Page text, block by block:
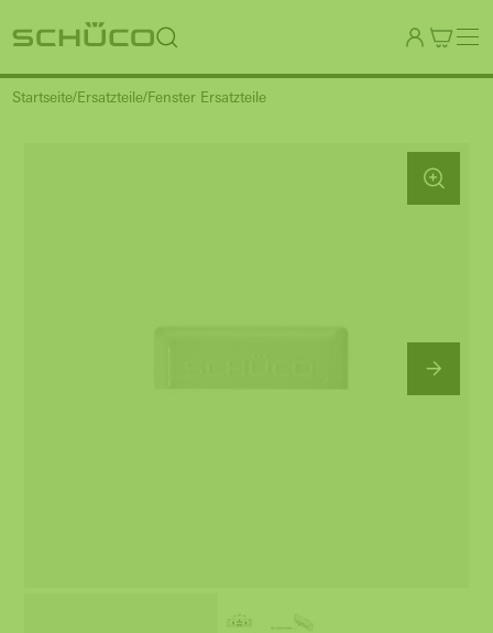
Startseite Ersatzteile Fenster Ersatzteile